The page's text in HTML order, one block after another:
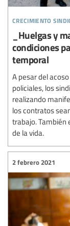
crecimiento
_Huelgas y
condiciones
temporal
A pesar del
policiales, los
realizando
los contratos
trabajo. También
de la vida.
2 febrero 2021